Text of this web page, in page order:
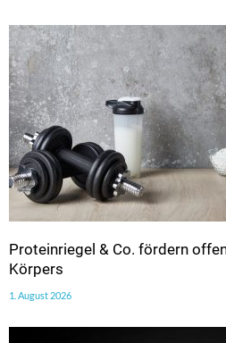
Proteinriegel & Co. fördern
Körpers
1. August 2026